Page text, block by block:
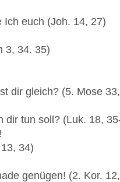
Ich euch (Joh. 14, 27)
3, 34. 35)
dir gleich? (5. Mose
dir tun soll? (Luk. 18,
34)
genügen! (2. Kor.